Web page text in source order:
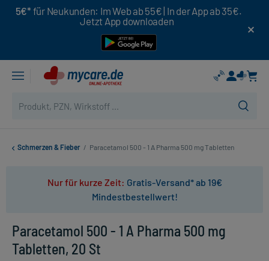
5€* für Neukunden: Im Web ab 55€ | In der App ab 35€.
Jetzt App downloaden
Schmerzen & Fieber / Paracetamol 500 - 1 A Pharma 500 mg Tabletten
Nur für kurze Zeit: Gratis-Versand* ab 19€
Mindestbestellwert!
Paracetamol 500 - 1 A Pharma 500 mg
Tabletten, 20 St